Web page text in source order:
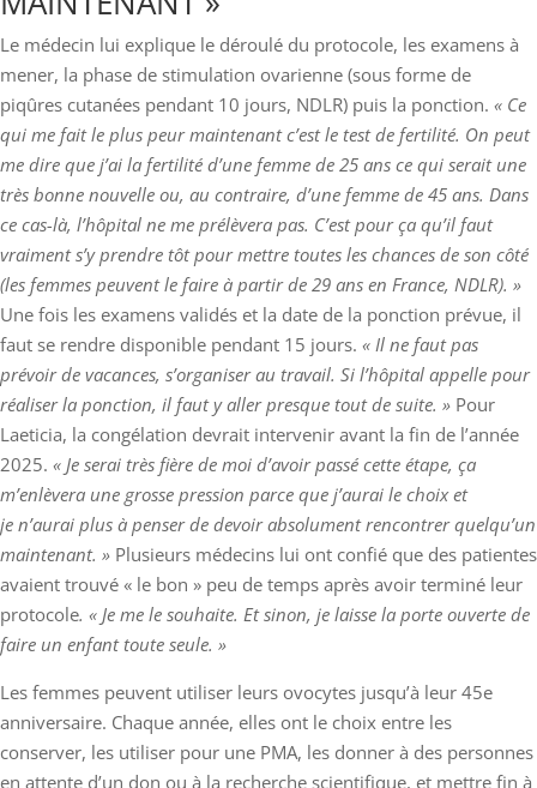
Le médecin lui explique le déroulé du protocole, les examens à
mener, la phase de stimulation ovarienne (sous forme de
piqûres cutanées pendant 10 jours, NDLR) puis la ponction. « Ce
qui me fait le plus peur maintenant c’est le test de fertilité. On peut
me dire que j’ai la fertilité d’une femme de 25 ans ce qui serait une
très bonne nouvelle ou, au contraire, d’une femme de 45 ans. Dans
ce cas-là, l’hôpital ne me prélèvera pas. C’est pour ça qu’il faut
vraiment s’y prendre tôt pour mettre toutes les chances de son côté
(les femmes peuvent le faire à partir de 29 ans en France, NDLR). »
Une fois les examens validés et la date de la ponction prévue, il
faut se rendre disponible pendant 15 jours. « Il ne faut pas
prévoir de vacances, s’organiser au travail. Si l’hôpital appelle pour
réaliser la ponction, il faut y aller presque tout de suite. » Pour
Laeticia, la congélation devrait intervenir avant la fin de l’année
2025. « Je serai très fière de moi d’avoir passé cette étape, ça
m’enlèvera une grosse pression parce que j’aurai le choix et
je n’aurai plus à penser de devoir absolument rencontrer quelqu’un
maintenant. » Plusieurs médecins lui ont confié que des patientes
avaient trouvé « le bon » peu de temps après avoir terminé leur
protocole. « Je me le souhaite. Et sinon, je laisse la porte ouverte de
faire un enfant toute seule. »
Les femmes peuvent utiliser leurs ovocytes jusqu’à leur 45e
anniversaire. Chaque année, elles ont le choix entre les
conserver, les utiliser pour une PMA, les donner à des personnes
en attente d’un don ou à la recherche scientifique, et mettre fin à